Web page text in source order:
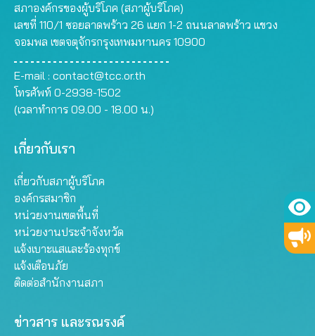
สภาองค์กรของผู้บริโภค (สภาผู้บริโภค)
เลขที่ 110/1 ซอยลาดพร้าว 26 แยก 1-2 ถนนลาดพร้าว แขวง
จอมพล เขตจตุจักรกรุงเทพมหานคร 10900
E-mail : contact@tcc.or.th
โทรศัพท์ 0-2938-1502
(เวลาทำการ 09.00 - 18.00 น.)
เกี่ยวกับเรา
เกี่ยวกับสภาผู้บริโภค
องค์กรสมาชิก
หน่วยงานเขตพื้นที่
หน่วยงานประจำจังหวัด
แจ้งเบาะแสและร้องทุกข์
แจ้งเตือนภัย
ติดต่อสำนักงานสภา
ข่าวสาร และรณรงค์